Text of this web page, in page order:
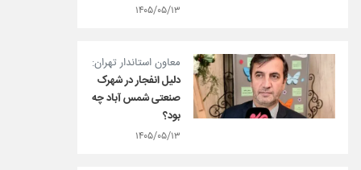
۱۴۰۵/۰۵/۱۳
معاون استاندار تهران:
دلیل انفجار در شهرک
صنعتی شمس آباد چه
بود؟
۱۴۰۵/۰۵/۱۳